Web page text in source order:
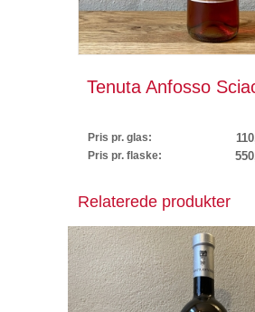
Tenuta Anfosso
Pris pr. glas:
Pris pr. flaske:
Relaterede produkter